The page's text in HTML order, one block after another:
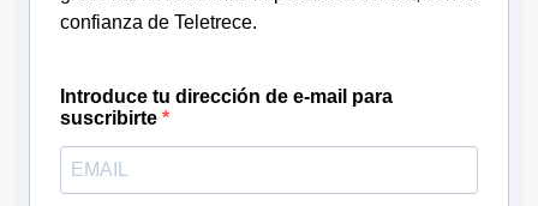
confianza de Teletrece.
Introduce tu dirección de e-mail para
suscribirte